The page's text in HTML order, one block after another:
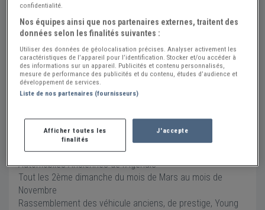
Rassemblement véhicules anciens (RDV Mensuel)
dim. 14 septembre 2025
Rond point de Castelculier (47240), parking Brico Cash en
face de Renault Truck
47240 CASTELCULIER
Automobiles Anciennes de l'Agenais
Automobiles Anciennes de l'Agenais
Tout les 2ème dimanche du mois de Mars au mois de
Novembre
Rassemblement des véhicule anciens, de prestige, Young
confidentialité.
Nos équipes ainsi que nos partenaires externes, traitent des
données selon les finalités suivantes :
Utiliser des données de géolocalisation précises. Analyser activement les
caractéristiques de l’appareil pour l’identification. Stocker et/ou accéder à
des informations sur un appareil. Publicités et contenu personnalisés,
mesure de performance des publicités et du contenu, études d’audience et
développement de services.
Liste de nos partenaires (fournisseurs)
Afficher toutes les
finalités
J'accepte